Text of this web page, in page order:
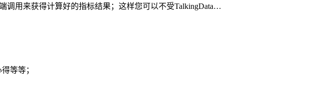
调用来获得计算好的指标结果；这样您可以不受TalkingData…
等等；